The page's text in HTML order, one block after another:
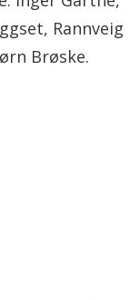
Rannveig
Brøske.